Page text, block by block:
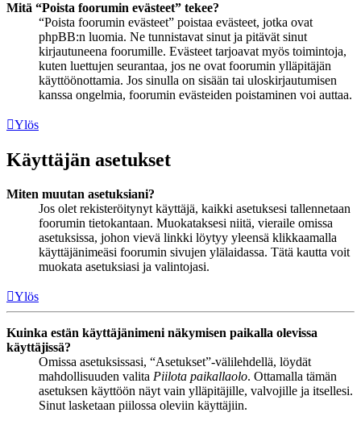
Mitä “Poista foorumin evästeet” tekee?
“Poista foorumin evästeet” poistaa evästeet, jotka ovat
phpBB:n luomia. Ne tunnistavat sinut ja pitävät sinut
kirjautuneena foorumille. Evästeet tarjoavat myös toimintoja,
kuten luettujen seurantaa, jos ne ovat foorumin ylläpitäjän
käyttöönottamia. Jos sinulla on sisään tai uloskirjautumisen
kanssa ongelmia, foorumin evästeiden poistaminen voi auttaa.
Ylös
Käyttäjän asetukset
Miten muutan asetuksiani?
Jos olet rekisteröitynyt käyttäjä, kaikki asetuksesi tallennetaan
foorumin tietokantaan. Muokataksesi niitä, vieraile omissa
asetuksissa, johon vievä linkki löytyy yleensä klikkaamalla
käyttäjänimeäsi foorumin sivujen ylälaidassa. Tätä kautta voit
muokata asetuksiasi ja valintojasi.
Ylös
Kuinka estän käyttäjänimeni näkymisen paikalla olevissa
käyttäjissä?
Omissa asetuksissasi, “Asetukset”-välilehdellä, löydät
mahdollisuuden valita Piilota paikallaolo. Ottamalla tämän
asetuksen käyttöön näyt vain ylläpitäjille, valvojille ja itsellesi.
Sinut lasketaan piilossa oleviin käyttäjiin.